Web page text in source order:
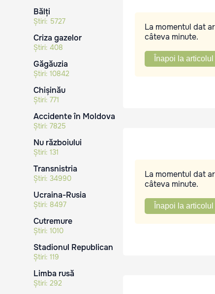
Bălți
Știri: 5727
Criza gazelor
Știri: 408
Găgăuzia
Știri: 10842
Chișinău
Știri: 771
Accidente în Moldova
Știri: 7825
Nu războiului
Știri: 131
Transnistria
Știri: 34990
Ucraina-Rusia
Știri: 8497
Cutremure
Știri: 1010
Stadionul Republican
Știri: 119
Limba rusă
Știri: 292
La momentul dat
câteva minute.
Înapoi la articolul
La momentul dat
câteva minute.
Înapoi la articolul